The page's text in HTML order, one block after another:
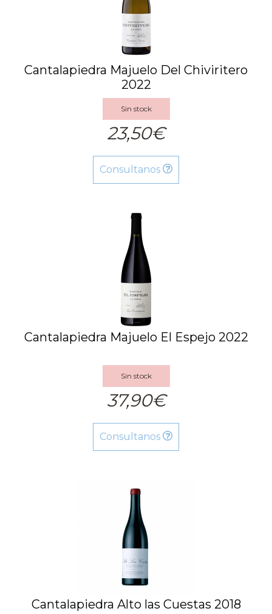
Cantalapiedra Majuelo Del Chiviritero
2022
Sin stock
23,50€
Consultanos
Cantalapiedra Majuelo El Espejo 2022
Sin stock
37,90€
Consultanos
Cantalapiedra Alto las Cuestas 2018